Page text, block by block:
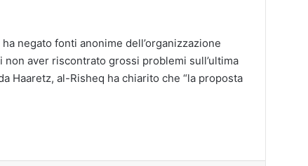
negato fonti anonime dell’organizzazione
aver riscontrato grossi problemi sull’ultima
Haaretz, al-Risheq ha chiarito che “la proposta